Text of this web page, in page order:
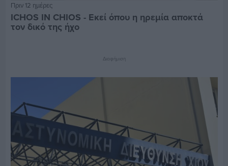
Πριν 12 ημέρες
ICHOS IN CHIOS - Εκεί όπου η ηρεμία αποκτά
τον δικό της ήχο
Διαφήμιση